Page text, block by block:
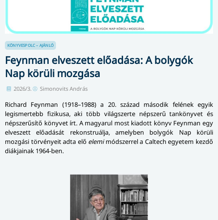
KÖNYVESPOLC – AJÁNLÓ
Feynman elveszett előadása: A bolygók
Nap körüli mozgása
2026/3. Simonovits András
Richard Feynman (1918–1988) a 20. század második felének egyik
legismertebb fizikusa, aki több világszerte népszerű tankönyvet és
népszerűsítő könyvet írt. A magyarul most kiadott könyv Feynman egy
elveszett előadását rekonstruálja, amelyben bolygók Nap körüli
mozgási törvényeit adta elő elemimódszerrel a Caltech egyetem kezdő
diákjainak 1964-ben.